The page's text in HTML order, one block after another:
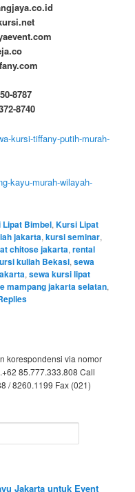
8787
8740
kursi-tiffany-putih-murah-
kayu-murah-wilayah-
Bimbel,Kursi Lipat
jakarta,kursi seminar,
chitose jakarta,rental
kuliah Bekasi,sewa
,sewa kursi lipat
mampang jakarta selatan,
korespondensi via nomor
85.777.333.808 Call
/ 8260.1199 Fax (021)
Jakarta untuk Event